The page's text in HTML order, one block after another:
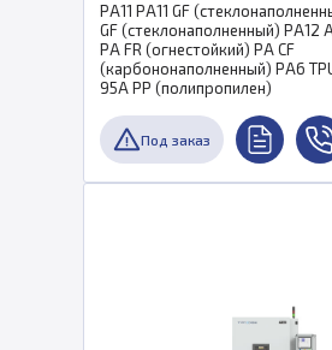
PA11 PA11 GF
GF (стеклонаполненный) PA12
PA FR (огнестойкий) PA CF
(карбононаполненный) PA6
95A PP (полипропилен)
Под заказ